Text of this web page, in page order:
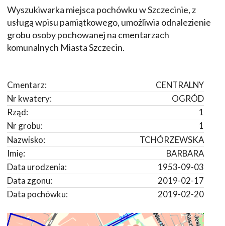
Wyszukiwarka miejsca pochówku w Szczecinie, z
usługą wpisu pamiątkowego, umożliwia odnalezienie
grobu osoby pochowanej na cmentarzach
komunalnych Miasta Szczecin.
CENTRALNY
Cmentarz:
OGRÓD
Nr kwatery:
1
Rząd:
1
Nr grobu:
TCHÓRZEWSKA
Nazwisko:
BARBARA
Imię:
1953-09-03
Data urodzenia:
2019-02-17
Data zgonu:
2019-02-20
Data pochówku: